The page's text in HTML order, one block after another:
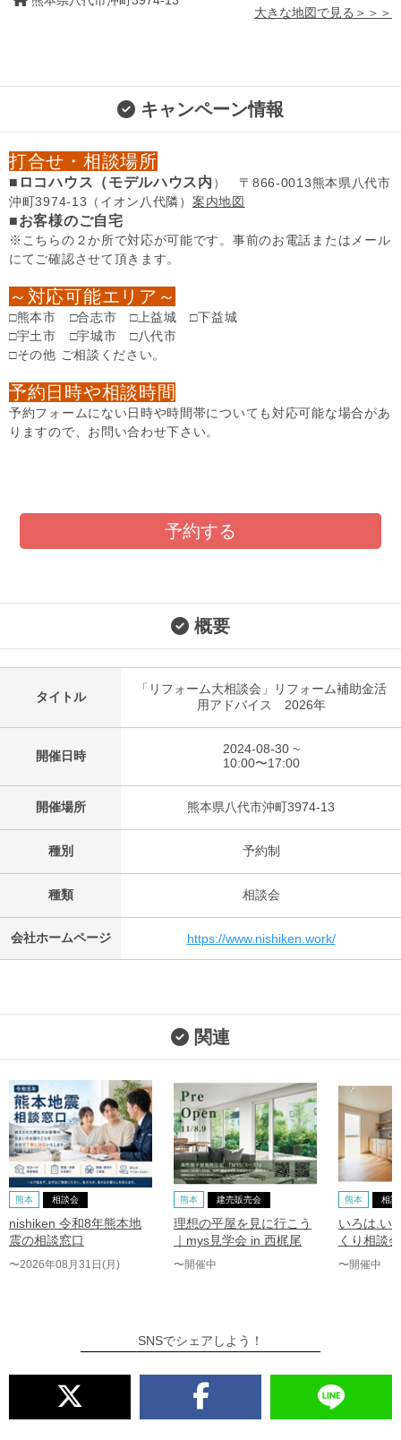
大きな地図で見る＞＞＞
キャンペーン情報
打合せ・相談場所
■ロコハウス（モデルハウス内 ） 〒866-0013熊本県八代市
沖町3974-13（イオン八代隣） 案内地図
■お客様のご自宅
※こちらの２か所で対応が可能です。事前のお電話またはメール
にてご確認させて頂きます。
～対応可能エリア～
□熊本市 □合志市 □上益城 □下益城
□宇土市 □宇城市 □八代市
□その他 ご相談ください。
予約日時や相談時間
予約フォームにない日時や時間帯についても対応可能な場合があ
りますので、お問い合わせ下さい。
予約する
概要
タイトル
「リフォーム大相談会」リフォーム補助金活
用アドバイス 2026年
開催日時
2024-08-30 ~
10:00〜17:00
開催場所 熊本県八代市沖町3974-13
種別 予約制
種類 相談会
会社ホームページ https://www.nishiken.work/
関連
熊本 相談会
nishiken 令和8年熊本地
震の相談窓口
〜2026年08月31日(月)
熊本 建売販売会
理想の平屋を見に行こう
｜mys見学会 in 西梶尾
〜開催中
熊本 相談
いろは.い
くり相談会
〜開催中
SNSでシェアしよう！